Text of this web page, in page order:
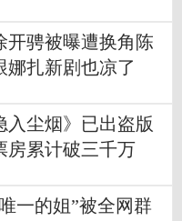
开骋被曝遭换角陈
娜扎新剧也凉了
入尘烟》已出盗版
房累计破三千万
一的姐”被全网群